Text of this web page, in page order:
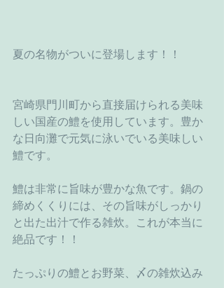
夏の名物がついに登場します！！
宮崎県門川町から直接届けられる美味
しい国産の鱧を使用しています。豊か
な日向灘で元気に泳いでいる美味しい
鱧です。
鱧は非常に旨味が豊かな魚です。鍋の
締めくくりには、その旨味がしっかり
と出た出汁で作る雑炊。これが本当に
絶品です！！
たっぷりの鱧とお野菜、〆の雑炊込み